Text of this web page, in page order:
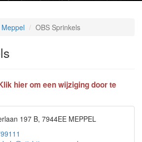
Meppel OBS Sprinkels
hier om een wijziging door te
197 B, 7944EE MEPPEL